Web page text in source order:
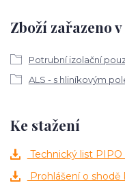
Zboží zařazeno
Potrubní izolační
ALS - s hliníkovým
Ke stažení
Technický list PIPO
Prohlášení o shodě